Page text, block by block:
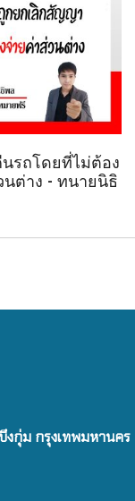
รถโดยที่ไม่ต้อง
นต่าง - ทนายนิธิ
กุ่ม กรุงเทพมหานคร